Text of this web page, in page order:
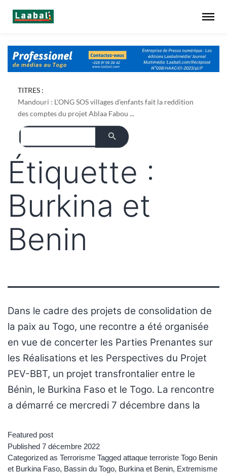
TITRES :
Mandouri : L'ONG SOS villages d'enfants fait la reddition
des comptes du projet Ablaa Fabou ...
Étiquette :
Burkina et
Benin
Dans le cadre des projets de consolidation de
la paix au Togo, une recontre a été organisée
en vue de concerter les Parties Prenantes sur
les Réalisations et les Perspectives du Projet
PEV-BBT, un projet transfrontalier entre le
Bénin, le Burkina Faso et le Togo. La rencontre
a démarré ce mercredi 7 décembre dans la
Featured post
Published 7 décembre 2022
Categorized as Terrorisme Tagged attaque terroriste Togo Benin
et Burkina Faso, Bassin du Togo, Burkina et Benin, Extremisme